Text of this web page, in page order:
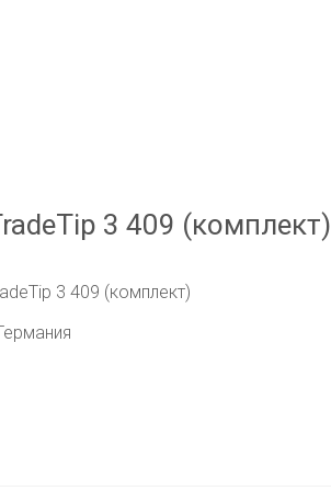
3 409 (комплект)
3 409 (комплект)